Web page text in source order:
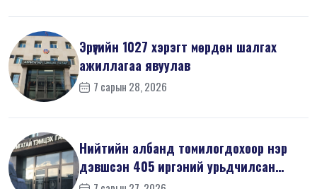
Эрүүгийн 1027 хэрэгт мөрдөн шалгах
ажиллагаа явуулав
7 сарын 28, 2026
Нийтийн албанд томилогдохоор нэр
дэвшсэн 405 иргэний урьдчилсан
мэдүүл...